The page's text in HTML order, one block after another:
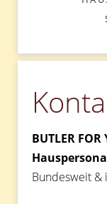
BUTLER FOR
Bundesweit &